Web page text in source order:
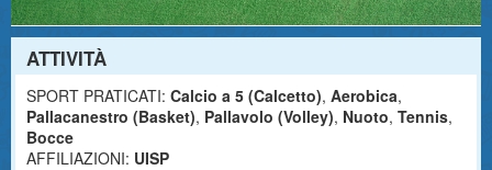
ATTIVITÀ
SPORT PRATICATI: Calcio a 5 (Calcetto), Aerobica,
Pallacanestro (Basket), Pallavolo (Volley), Nuoto, Tennis,
Bocce
AFFILIAZIONI: UISP